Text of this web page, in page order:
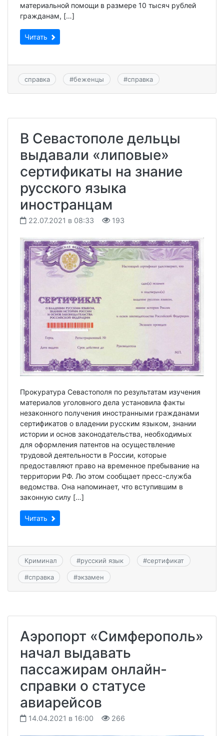
материальной помощи в размере 10 тысяч рублей
гражданам, […]
Читать
справка #беженцы #справка
В Севастополе дельцы
выдавали «липовые»
сертификаты на знание
русского языка
иностранцам
22.07.2021 в 08:33 193
Прокуратура Севастополя по результатам изучения
материалов уголовного дела установила факты
незаконного получения иностранными гражданами
сертификатов о владении русским языком, знании
истории и основ законодательства, необходимых
для оформления патентов на осуществление
трудовой деятельности в России, которые
предоставляют право на временное пребывание на
территории РФ. Лю этом сообщает пресс-служба
ведомства. Она напоминает, что вступившим в
законную силу […]
Читать
Криминал #русский язык #сертификат
#справка #экзамен
Аэропорт «Симферополь»
начал выдавать
пассажирам онлайн-
справки о статусе
авиарейсов
14.04.2021 в 16:00 266